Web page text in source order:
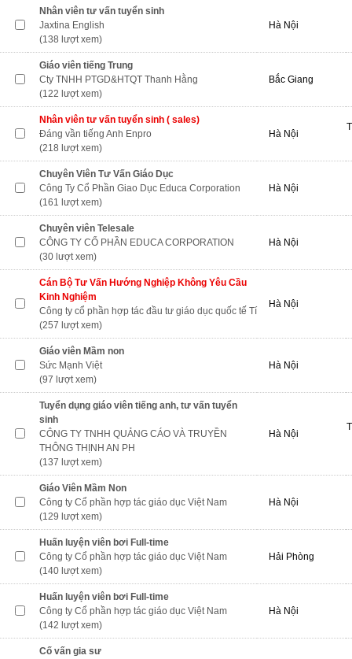
Nhân viên tư vấn tuyển sinh
Jaxtina English
(138 lượt xem)
Hà Nội
Giáo viên tiếng Trung
Cty TNHH PTGD&HTQT Thanh Hằng
(122 lượt xem)
Bắc Giang
Nhân viên tư vấn tuyển sinh ( sales)
Đáng vần tiếng Anh Enpro
(218 lượt xem)
Hà Nội
Chuyên Viên Tư Vấn Giáo Dục
Công Ty Cổ Phần Giao Dục Educa Corporation
(161 lượt xem)
Hà Nội
Chuyên viên Telesale
CÔNG TY CỔ PHẦN EDUCA CORPORATION
(30 lượt xem)
Hà Nội
Cán Bộ Tư Vấn Hướng Nghiệp Không Yêu Cầu
Kinh Nghiệm
Công ty cổ phần hợp tác đầu tư giáo dục quốc tế Tí
(257 lượt xem)
Hà Nội
Giáo viên Mầm non
Sức Mạnh Việt
(97 lượt xem)
Hà Nội
Tuyển dụng giáo viên tiếng anh, tư vấn tuyển
sinh
CÔNG TY TNHH QUẢNG CÁO VÀ TRUYỀN
THÔNG THỊNH AN PH
(137 lượt xem)
Hà Nội
Giáo Viên Mầm Non
Công ty Cổ phần hợp tác giáo dục Việt Nam
(129 lượt xem)
Hà Nội
Huấn luyện viên bơi Full-time
Công ty Cổ phần hợp tác giáo dục Việt Nam
(140 lượt xem)
Hải Phòng
Huấn luyện viên bơi Full-time
Công ty Cổ phần hợp tác giáo dục Việt Nam
(142 lượt xem)
Hà Nội
Cố vấn gia sư